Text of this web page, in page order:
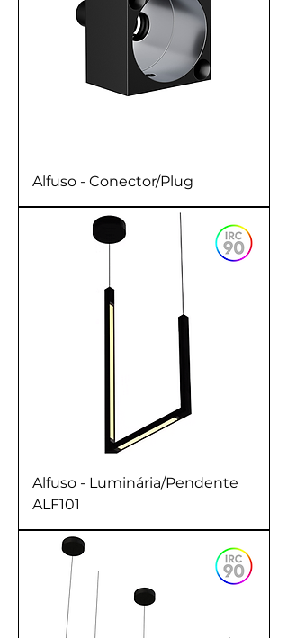
Alfuso - Conector/Plug
Alfuso - Luminária/Pendente
ALF101